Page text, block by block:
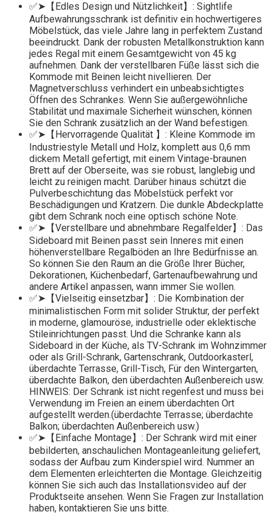
✅➤【Edles Design und Nützlichkeit】: Sightlife
Aufbewahrungsschrank ist definitiv ein hochwertigeres
Möbelstück, das viele Jahre lang in perfektem Zustand
beeindruckt. Dank der robusten Metallkonstruktion kann
jedes Regal mit einem Gesamtgewicht von 45 kg
aufnehmen. Dank der verstellbaren Füße lässt sich die
Kommode mit Beinen leicht nivellieren. Der
Magnetverschluss verhindert ein unbeabsichtigtes
Öffnen des Schrankes. Wenn Sie außergewöhnliche
Stabilität und maximale Sicherheit wünschen, können
Sie den Schrank zusätzlich an der Wand befestigen.
✅➤【Hervorragende Qualität 】: Kleine Kommode im
Industriestyle Metall und Holz, komplett aus 0,6 mm
dickem Metall gefertigt, mit einem Vintage-braunen
Brett auf der Oberseite, was sie robust, langlebig und
leicht zu reinigen macht. Darüber hinaus schützt die
Pulverbeschichtung das Möbelstück perfekt vor
Beschädigungen und Kratzern. Die dunkle Abdeckplatte
gibt dem Schrank noch eine optisch schöne Note.
✅➤【Verstellbare und abnehmbare Regalfelder】: Das
Sideboard mit Beinen passt sein Inneres mit einen
höhenverstellbare Regalböden an Ihre Bedürfnisse an.
So können Sie den Raum an die Größe Ihrer Bücher,
Dekorationen, Küchenbedarf, Gartenaufbewahrung und
andere Artikel anpassen, wann immer Sie wollen.
✅➤【Vielseitig einsetzbar】: Die Kombination der
minimalistischen Form mit solider Struktur, der perfekt
in moderne, glamouröse, industrielle oder eklektische
Stileinrichtungen passt. Und die Schranke kann als
Sideboard in der Küche, als TV-Schrank im Wohnzimmer
oder als Grill-Schrank, Gartenschrank, Outdoorkasterl,
überdachte Terrasse, Grill-Tisch, Für den Wintergarten,
überdachte Balkon, den überdachten Außenbereich usw.
HINWEIS: Der Schrank ist nicht regenfest und muss bei
Verwendung im Freien an einem überdachten Ort
aufgestellt werden.(überdachte Terrasse; überdachte
Balkon; überdachten Außenbereich usw.)
✅➤【Einfache Montage】: Der Schrank wird mit einer
bebilderten, anschaulichen Montageanleitung geliefert,
sodass der Aufbau zum Kinderspiel wird. Nummer an
dem Elementen erleichterten die Montage. Gleichzeitig
können Sie sich auch das Installationsvideo auf der
Produktseite ansehen. Wenn Sie Fragen zur Installation
haben, kontaktieren Sie uns bitte.